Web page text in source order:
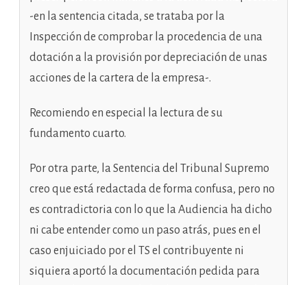
-en la sentencia citada, se trataba por la
Inspección de comprobar la procedencia de una
dotación a la provisión por depreciación de unas
acciones de la cartera de la empresa-.
Recomiendo en especial la lectura de su
fundamento cuarto.
Por otra parte, la Sentencia del Tribunal Supremo
creo que está redactada de forma confusa, pero no
es contradictoria con lo que la Audiencia ha dicho
ni cabe entender como un paso atrás, pues en el
caso enjuiciado por el TS el contribuyente ni
siquiera aportó la documentación pedida para